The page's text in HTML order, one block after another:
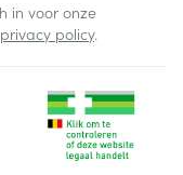
in voor onze
privacy policy.